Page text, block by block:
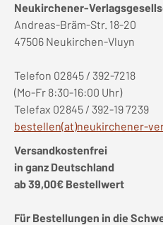
Neukirchener-
Andreas-Bräm-Str. 18-20
47506 Neukirchen-Vluyn
Telefon 02845 / 392-7218
(Mo-Fr 8:30-16:00 Uhr)
Telefax 02845 / 392-19 7239
bestellen(at)neukirchener-
Versandkostenfrei
in ganz Deutschland
ab 39,00€ Bestellwert
Für Bestellungen in die